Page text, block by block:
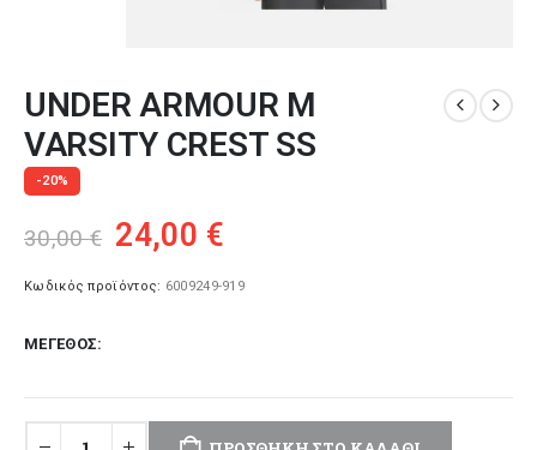
UNDER ARMOUR M
VARSITY CREST SS
-20%
30,00€ Original
was:
24,00 €
τιμή
Κωδικός προϊόντος: 6009249-919
ΜΈΓΕΘΟΣ